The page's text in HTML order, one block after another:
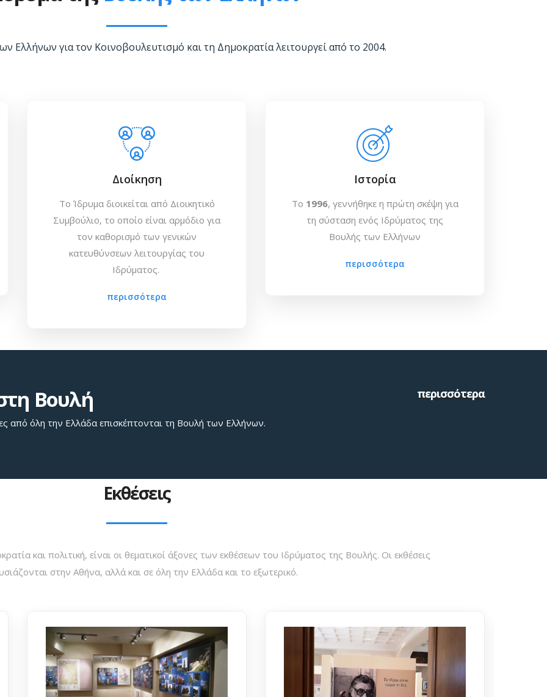
Ελλήνων για τον Κοινοβουλευτισμό και τη Δημοκρατία λειτουργεί από το 2004.
Διοίκηση
Το Ίδρυμα διοικείται από Διοικητικό
Συμβούλιο, το οποίο είναι αρμόδιο για
τον καθορισμό των γενικών
κατευθύνσεων λειτουργίας του
Ιδρύματος.
περισσότερα
Ιστορία
To 1996, γεννήθηκε η πρώτη σκέψη για
τη σύσταση ενός Ιδρύματος της
Βουλής των Eλλήνων
περισσότερα
Βουλή
από όλη την Ελλάδα επισκέπτονται τη Βουλή των Ελλήνων.
περισσότερα
Εκθέσεις
και πολιτική, είναι οι θεματικοί άξονες των εκθέσεων του Ιδρύματος της Βουλής. Οι εκθέσεις
στην Αθήνα, αλλά και σε όλη την Ελλάδα και το εξωτερικό.